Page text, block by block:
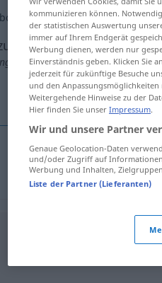
;Körbchen >
anklicken/antippen)
kommunizieren können.
der statistischen Auswertung
immer auf Ihrem Endgerät
Werbung dienen, werden nur
Einverständnis geben. Klicken Sie
jederzeit für zukünftige Besuche
und den
Weitergehende Hinweise zu der
Hier finden Sie unser Impressum.
Wir und unsere Partner
Genaue Geolocation-Daten
und/oder Zugriff auf
Werbung und Inhalten,
Liste der Partner (Lieferanten)